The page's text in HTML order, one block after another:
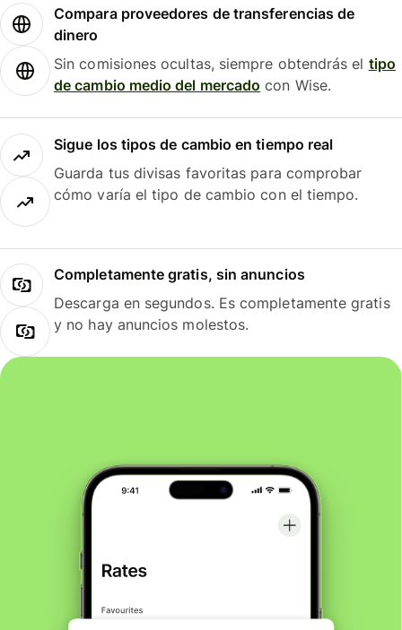
Compara proveedores de transferencias de
dinero
Sin comisiones ocultas, siempre obtendrás el tipo
de cambio medio del mercado con Wise.
Sigue los tipos de cambio en tiempo real
Guarda tus divisas favoritas para comprobar
cómo varía el tipo de cambio con el tiempo.
Completamente gratis, sin anuncios
Descarga en segundos. Es completamente gratis
y no hay anuncios molestos.